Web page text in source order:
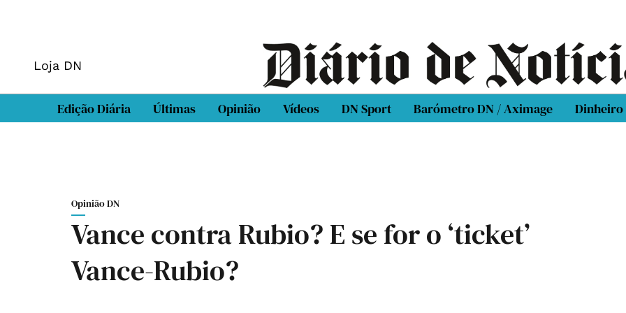
Loja DN
Edição Diária Últimas Opinião Vídeos DN Sport Barómetro DN / Aximage Dinheiro
Opinião DN
Vance contra Rubio? E se for o ‘ticket’
Vance-Rubio?